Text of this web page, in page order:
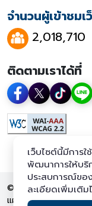
จำนวนผู้เข้าชมเ
2,018,710
ติดตามเราได้ที่
© 2569 กรมทางหลว
แผนผังเว็บไซต์
นโย
เว็บไซต์นี้มีการ
พัฒนาการให้บริ
ประสบการณ์ขอ
ละเอียดเพิ่มเติม